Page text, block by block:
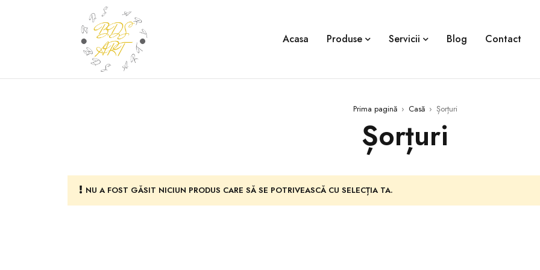
Acasa Produse Servicii Blog Contact
Prima pagină › Casă › Șorțuri
Șorțuri
NU A FOST GĂSIT NICIUN PRODUS CARE SĂ SE POTRIVEASCĂ CU SELECȚIA TA.